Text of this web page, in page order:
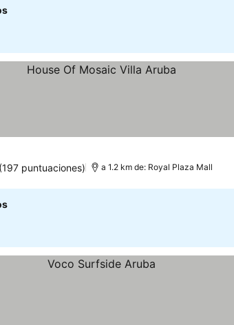
(197 puntuaciones) a 1.2 km de: Royal Plaza Mall